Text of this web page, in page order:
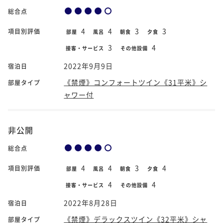
総合点
項目別評価 部屋 4 風呂 4 朝食 3 夕食 3
接客・サービス 3 その他設備 4
宿泊日 2022年9月9日
部屋タイプ
《禁煙》コンフォートツイン《31平米》シ
ャワー付
非公開
総合点
項目別評価 部屋 4 風呂 4 朝食 3 夕食 4
接客・サービス 4 その他設備 4
宿泊日 2022年8月28日
部屋タイプ 《禁煙》デラックスツイン《32平米》シャ